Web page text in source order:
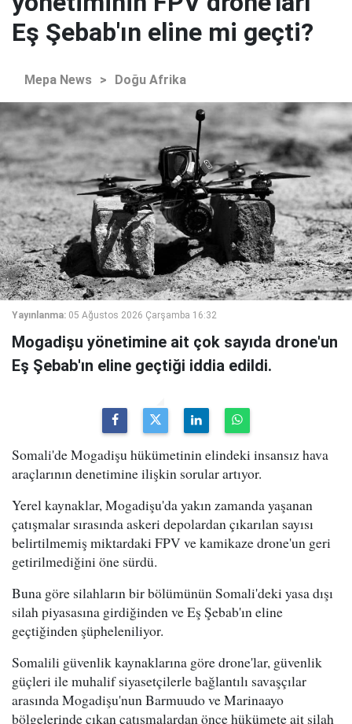
Eş Şebab'ın eline mi geçti?
Mepa News > Doğu Afrika
Yayınlanma: 05 Ağustos 2026 Çarşamba 16:32
Mogadişu yönetimine ait çok sayıda drone'un
Eş Şebab'ın eline geçtiği iddia edildi.
Somali'de Mogadişu hükümetinin elindeki insansız hava
araçlarının denetimine ilişkin sorular artıyor.
Yerel kaynaklar, Mogadişu'da yakın zamanda yaşanan
çatışmalar sırasında askeri depolardan çıkarılan sayısı
belirtilmemiş miktardaki FPV ve kamikaze drone'un geri
getirilmediğini öne sürdü.
Buna göre silahların bir bölümünün Somali'deki yasa dışı
silah piyasasına girdiğinden ve Eş Şebab'ın eline
geçtiğinden şüpheleniliyor.
Somalili güvenlik kaynaklarına göre drone'lar, güvenlik
güçleri ile muhalif siyasetçilerle bağlantılı savaşçılar
arasında Mogadişu'nun Barmuudo ve Marinaayo
bölgelerinde çıkan çatışmalardan önce hükümete ait silah